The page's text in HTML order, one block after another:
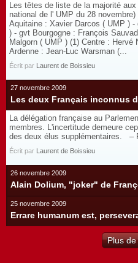
Les têtes de liste de la majorité
national de l' UMP du 28
Aquitaine : Xavier Darcos ( UMP )
) - gvt Bourgogne : François
Malgorn ( UMP ) (1) Centre :
Ardenne : Jean-Luc Warsman (...
Écrit par Laurent de Boissieu
27 novembre 2009
Les deux Français inconnus
La délégation française au
membres. L'incertitude demeure
des deux élus supplémentaires. –
Écrit par Laurent de Boissieu
26 novembre 2009
Alain Dolium, "joker" de
25 novembre 2009
Errare humanum est,
Plus